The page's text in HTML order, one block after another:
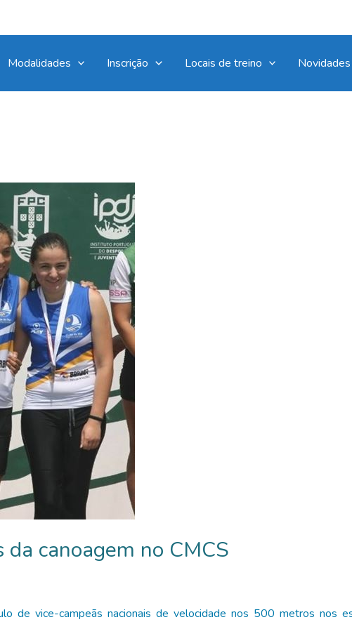
Modalidades Inscrição Locais de treino Novidades
canoagem no CMCS
de vice-campeãs nacionais de velocidade nos 500 metros nos